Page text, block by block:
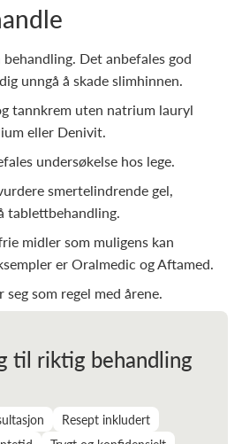
Det anbefales god
unngå å skade slimhinnen.
tannkrem uten natrium lauryl
eller Denivit.
undersøkelse hos lege.
smertelindrende gel,
tablettbehandling.
midler som muligens kan
er Oralmedic og Aftamed.
som regel med årene.
til riktig behandling
Resept inkludert